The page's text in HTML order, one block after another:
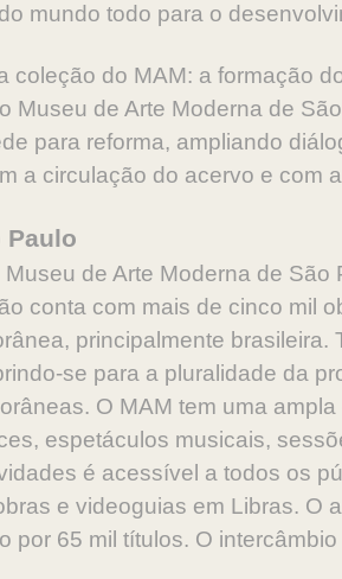
mundo todo para o
coleção do MAM: a formação
Museu de Arte Moderna de
para reforma, ampliando
a circulação do acervo e com
Paulo
de Arte Moderna de
conta com mais de cinco mil
principalmente
se para a pluralidade da
O MAM tem uma
espetáculos musicais,
é acessível a todos os
e videoguias em Libras. O
por 65 mil títulos. O